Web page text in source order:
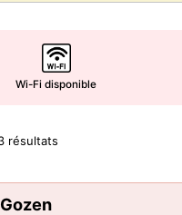
Wi-Fi disponible
résultats